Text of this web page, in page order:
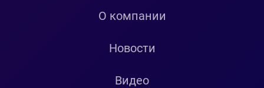
О компании
Новости
Видео